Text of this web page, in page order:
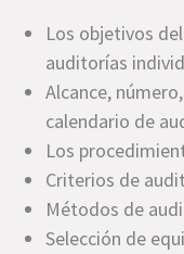
Los objetivos
auditorías
Alcance,
calendario de
Los
Criterios de
Métodos de
Selección de